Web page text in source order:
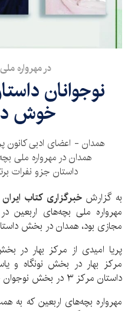
در مهرواره
نوجوانان
خوش
همدان - اعضای ادبی کانون
همدان در مهرواره ملی
داستان جزو نفرات
به گزارش خبرگزاری کتاب ایران
مهرواره ملی بچه‌های
مجازی بود، همدان در بخش
پریا امیدی از مرکز بهار در
مرکز بهار در بخش نونگاه و
داستان مرکز ۳ در بخش نوجوان حائز رتبه دوم کشور شدند.
مهرواره بچه‌های اربعین که به